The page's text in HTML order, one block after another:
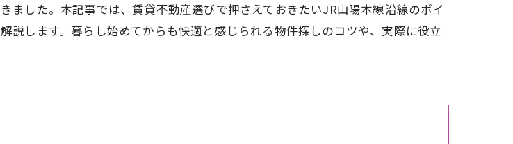
ました。本記事では、賃貸不動産選びで押さえておきたいJR山陽本線沿線のポイ
説します。暮らし始めてからも快適と感じられる物件探しのコツや、実際に役立